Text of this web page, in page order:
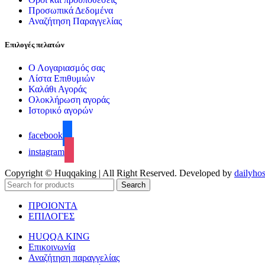
Προσωπικά Δεδομένα
Αναζήτηση Παραγγελίας
Επιλογές πελατών
Ο Λογαριασμός σας
Λίστα Επιθυμιών
Καλάθι Αγοράς
Ολοκλήρωση αγοράς
Ιστορικό αγορών
facebook
instagram
Copyright © Huqqaking | All Right Reserved. Developed by
Search
ΠΡΟΙΟΝΤΑ
ΕΠΙΛΟΓΕΣ
HUQQA KING
Επικοινωνία
Αναζήτηση παραγγελίας